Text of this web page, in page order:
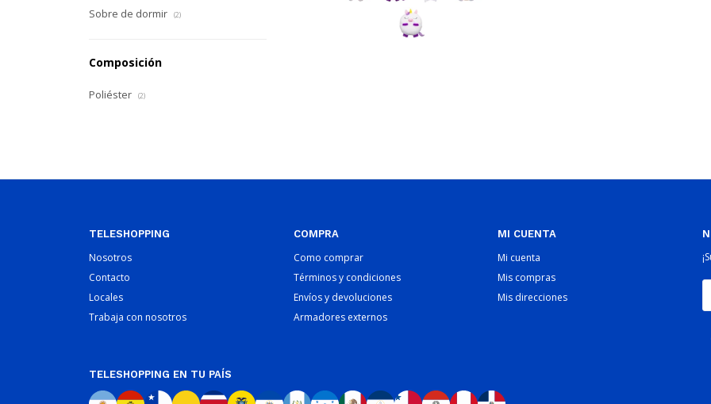
Sobre de dormir (2)
Composición
Poliéster (2)
TELESHOPPING
Nosotros
Contacto
Locales
Trabaja con nosotros
COMPRA
Como comprar
Términos y condiciones
Envíos y devoluciones
Armadores externos
MI CUENTA
Mi cuenta
Mis compras
Mis direcciones
TELESHOPPING EN TU PAÍS